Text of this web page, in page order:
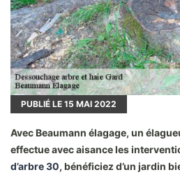
PUBLIÉ LE 15 MAI 2022
Avec Beaumann élagage, un
effectue avec aisance les
d’arbre 30, bénéficiez d’un jardin